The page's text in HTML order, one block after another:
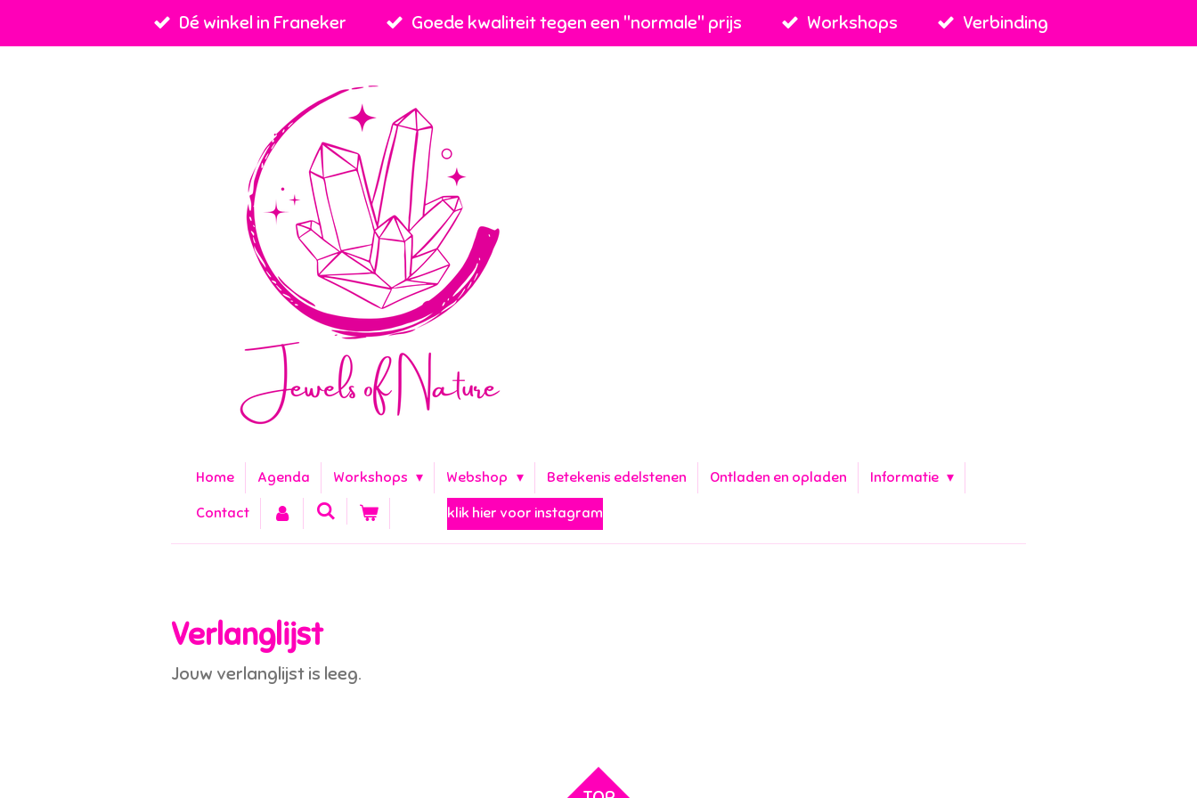
direct
Dé winkel in Franeker Goede kwaliteit tegen een ''normale'' prijs Workshops Verbinding
Home Agenda Workshops Webshop Betekenis edelstenen Ontladen en opladen
Informatie
Contact
klik hier voor instagram
Verlanglijst
Jouw verlanglijst is leeg.